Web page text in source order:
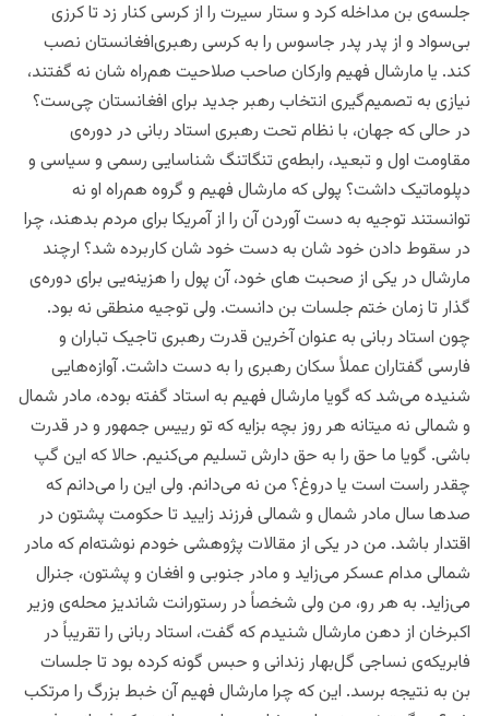
جلسه‌ی بن مداخله کرد و ستار سیرت را از کرسی کنار زد تا کرزی
بی‌سواد و از پدر پدر جاسوس را به کرسی رهبری‌افغانستان نصب
کند. یا مارشال فهیم و‌ارکان صاحب صلاحیت هم‌راه شان نه گفتند،
نیازی به تصمیم‌گیری انتخاب رهبر جدید برای افغانستان چی‌ست؟
در حالی که جهان، با نظام تحت رهبری استاد ربانی در دوره‌ی
مقاومت اول و تبعید، رابطه‌ی تنگاتنگ شناسایی رسمی و سیاسی و
دپلوماتیک داشت؟ پولی که مارشال فهیم و گروه هم‌راه او نه
توانستند توجیه به دست آوردن آن را از آمریکا برای مردم بدهند، چرا
در سقوط دادن خود شان به دست خود شان کاربرده شد؟ ارچند
مارشال در یکی از صحبت های خود، آن پول را هزینه‌یی برای دوره‌ی
گذار تا زمان ختم جلسات بن دانست. ولی توجیه منطقی نه بود.
چون استاد ربانی به عنوان آخرین قدرت رهبری تاجیک تباران و
فارسی گفتاران عملاً سکان رهبری را به دست داشت. آوازه‌هایی
شنیده می‌شد که گویا مارشال فهیم به استاد گفته بوده، مادر شمال
و شمالی نه میتانه هر روز بچه بزایه که تو رییس جمهور و در قدرت
باشی. گویا ما حق را به حق دارش تسلیم می‌‌کنیم.‌ حالا که این گپ
چقدر راست است یا دروغ؟ من نه می‌دانم. ولی این را می‌دانم که
صدها سال مادر شمال و شمالی فرزند زایید تا حکومت پشتون در
اقتدار باشد. من در یکی از مقالات پژوهشی خودم نوشته‌ام که مادر
شمالی مدام عسکر می‌زاید و مادر جنوبی و افغان و پشتون، جنرال
می‌زاید. به هر رو، من ولی شخصاً در رستورانت شاندیز محله‌ی وزیر
اکبرخان از دهن مارشال شنیدم که گفت، استاد ربانی را تقریباً در
فابریکه‌ی نساجی گل‌بهار زندانی و حبس گونه کرده بود تا جلسات
بن به نتیجه برسد. این که چرا مارشال فهیم آن خبط بزرگ را مرتکب